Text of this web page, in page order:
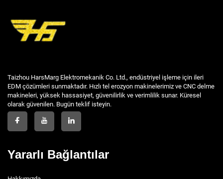
Taizhou HarsMarg Elektromekanik Co. Ltd., endüstriyel işleme için ileri
EDM çözümleri sunmaktadır. Hızlı tel erozyon makinelerimiz ve CNC delme
makineleri, yüksek hassasiyet, güvenilirlik ve verimlilik sunar. Küresel
olarak güvenilen. Bugün teklif isteyin.
Yararlı Bağlantılar